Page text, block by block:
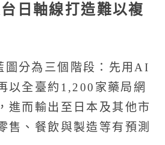
日軸線打造難以複
分為三個階段：先用AI
以全臺約1,200家藥局網
進而輸出至日本及其他市
售、餐飲與製造等有預測